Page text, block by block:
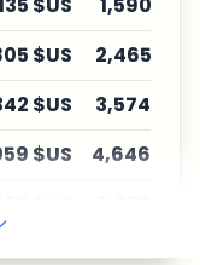
$US
2,4652
$US
3,5746
$US
4,6469